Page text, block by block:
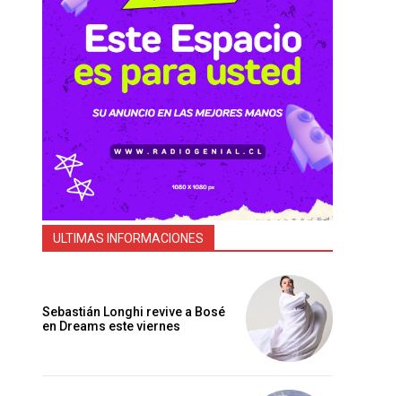
ULTIMAS INFORMACIONES
Sebastián Longhi revive a Bosé
en Dreams este viernes